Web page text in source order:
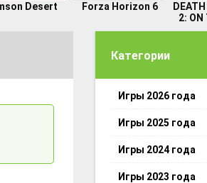
Desert Forza Horizon 6
2: ON
Категории
Игры 2026 года
Игры 2025 года
Игры 2024 года
Игры 2023 года